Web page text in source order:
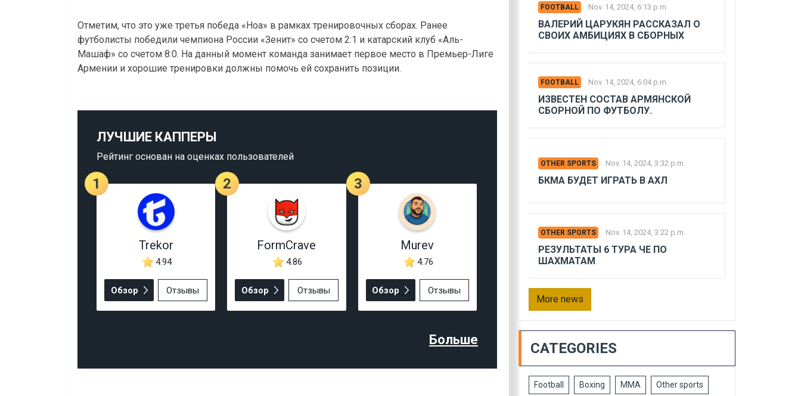
Отметим, что это уже третья победа «Ноа» в рамках тренировочных сборах. Ранее
футболисты победили чемпиона России «Зенит» со счетом 2:1 и катарский клуб «Аль-
Машаф» со счетом 8:0. На данный момент команда занимает первое место в Премьер-Лиге
Армении и хорошие тренировки должны помочь ей сохранить позиции.
ЛУЧШИЕ КАППЕРЫ
Рейтинг основан на оценках пользователей
1
Trekor
4.94
Обзор Отзывы
2
FormCrave
4.86
Обзор Отзывы
3
Murev
4.76
Обзор Отзывы
Больше
FOOTBALL Nov. 14, 2024, 6:13 p.m.
ВАЛЕРИЙ ЦАРУКЯН РАССКАЗАЛ О
СВОИХ АМБИЦИЯХ В СБОРНЫХ
FOOTBALL Nov. 14, 2024, 6:04 p.m.
ИЗВЕСТЕН СОСТАВ АРМЯНСКОЙ
СБОРНОЙ ПО ФУТБОЛУ.
OTHER SPORTS Nov. 14, 2024, 3:32 p.m.
БКМА БУДЕТ ИГРАТЬ В АХЛ
OTHER SPORTS Nov. 14, 2024, 3:22 p.m.
РЕЗУЛЬТАТЫ 6 ТУРА ЧЕ ПО
ШАХМАТАМ
More news
CATEGORIES
Football Boxing MMA Other sports